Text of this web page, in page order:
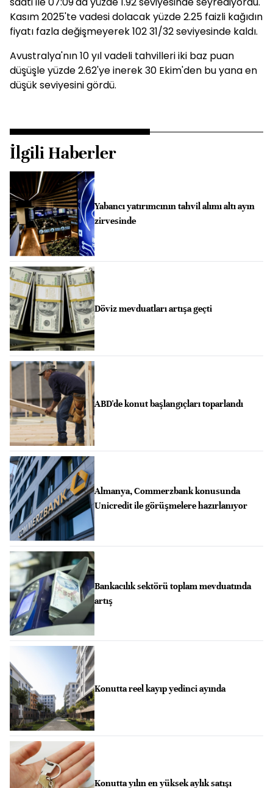
Kasım 2025'te vadesi dolacak yüzde 2.25 faizli kağıdın
fiyatı fazla değişmeyerek 102 31/32 seviyesinde kaldı.
Avustralya'nın 10 yıl vadeli tahvilleri iki baz puan
düşüşle yüzde 2.62'ye inerek 30 Ekim'den bu yana en
düşük seviyesini gördü.
İlgili Haberler
Yabancı yatırımcının tahvil alımı altı ayın
zirvesinde
Döviz mevduatları artışa geçti
ABD'de konut başlangıçları toparlandı
Almanya, Commerzbank konusunda
Unicredit ile görüşmelere hazırlanıyor
Bankacılık sektörü toplam mevduatında
artış
Konutta reel kayıp yedinci ayında
Konutta yılın en yüksek aylık satışı